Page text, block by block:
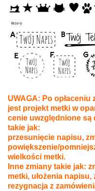
UWAGA: Po
jest projekt metki w
cenie uwzględnione są
takie jak:
przesunięcie napisu,
powiększenie/
wielkości metki.
Inne zmiany takie jak:
metki, ułożenia
rezygnacja z